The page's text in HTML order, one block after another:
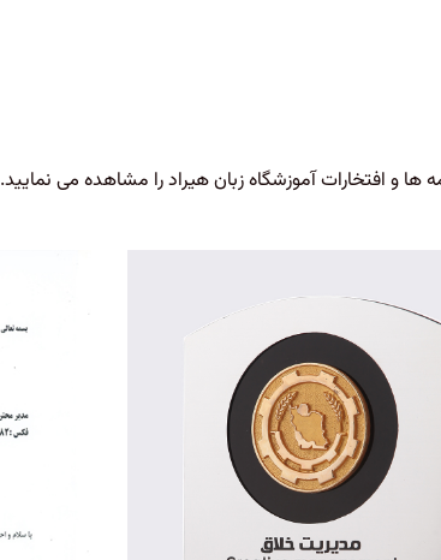
ها و افتخارات آموزشگاه زبان هیراد را مشاهده می نمایید.